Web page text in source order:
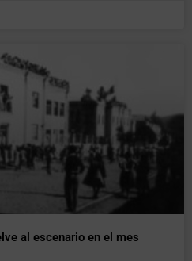
al escenario en el mes